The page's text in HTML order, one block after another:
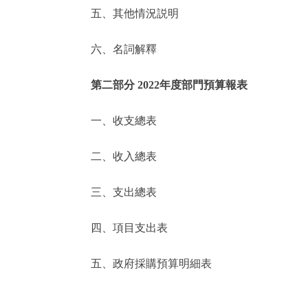
便民服務
仲介服務
政民互動
12345網上接訴即辦
參與調查
走進北京
北京概況
綠色北京
五、其他情況説明
六、名詞解釋
第二部分 2022年度部門預算報表
一、收支總表
二、收入總表
三、支出總表
四、項目支出表
五、政府採購預算明細表